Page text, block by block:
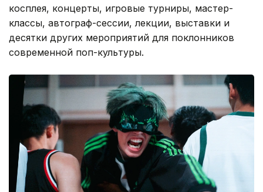
косплея, концерты, игровые турниры, мастер-
классы, автограф-сессии, лекции, выставки и
десятки других мероприятий для поклонников
современной поп-культуры.